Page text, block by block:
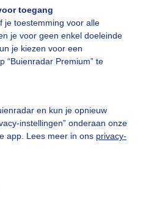
toegang
je toestemming voor alle
je voor geen enkel doeleinde
je kiezen voor een
“Buienradar Premium” te
en kun je opnieuw
instellingen” onderaan onze
app. Lees meer in ons privacy-